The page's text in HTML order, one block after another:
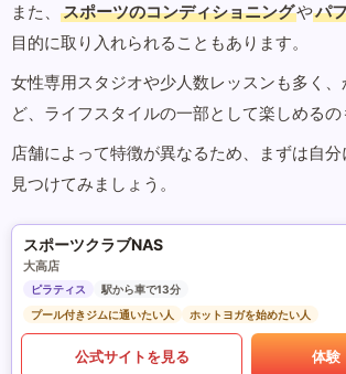
また、
スポーツのコンディショニングやパ
目的に取り入れられることもあります。
女性専用スタジオや少人数レッスンも多く
ど、ライフスタイルの一部として楽しめるの
店舗によって特徴が異なるため、まずは自
見つけてみましょう。
スポーツクラブNAS
大高店
ピラティス
駅から車で13分
プール付きジムに通いたい人
ホットヨガを始めたい人
公式サイトを見る 体験